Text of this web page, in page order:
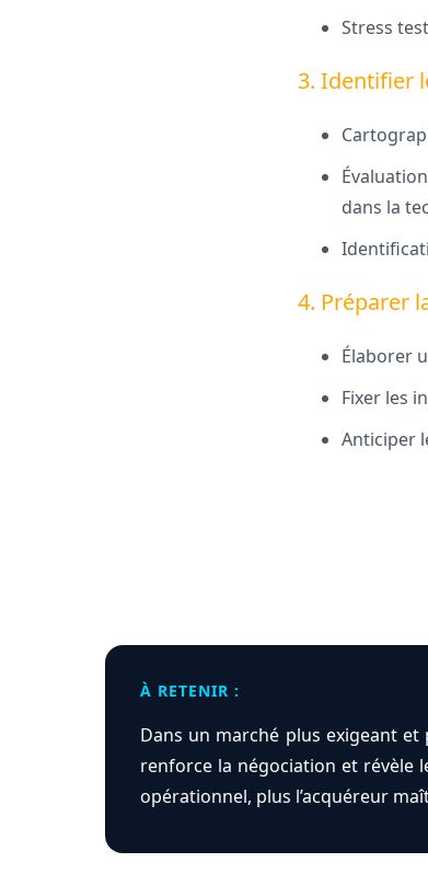
Stress
3. Identifier
dans la
4. Préparer
Élaborer
Fixer les
Anticiper
À RETENIR :
Dans un marché plus exigeant
renforce la négociation et révèle
opérationnel, plus l’acquéreur